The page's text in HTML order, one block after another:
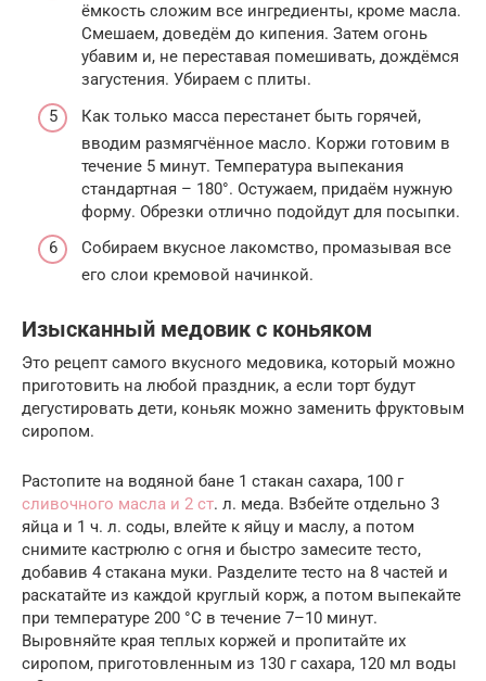
ёмкость сложим все ингредиенты, кроме масла.
Смешаем, доведём до кипения. Затем огонь
убавим и, не переставая помешивать, дождёмся
загустения. Убираем с плиты.
Как только масса перестанет быть горячей,
вводим размягчённое масло. Коржи готовим в
течение 5 минут. Температура выпекания
стандартная – 180°. Остужаем, придаём нужную
форму. Обрезки отлично подойдут для посыпки.
Собираем вкусное лакомство, промазывая все
его слои кремовой начинкой.
Изысканный медовик с коньяком
Это рецепт самого вкусного медовика, который можно
приготовить на любой праздник, а если торт будут
дегустировать дети, коньяк можно заменить фруктовым
сиропом.
Растопите на водяной бане 1 стакан сахара, 100 г
сливочного масла и 2 ст. л. меда. Взбейте отдельно 3
яйца и 1 ч. л. соды, влейте к яйцу и маслу, а потом
снимите кастрюлю с огня и быстро замесите тесто,
добавив 4 стакана муки. Разделите тесто на 8 частей и
раскатайте из каждой круглый корж, а потом выпекайте
при температуре 200 °С в течение 7–10 минут.
Выровняйте края теплых коржей и пропитайте их
сиропом, приготовленным из 130 г сахара, 120 мл воды